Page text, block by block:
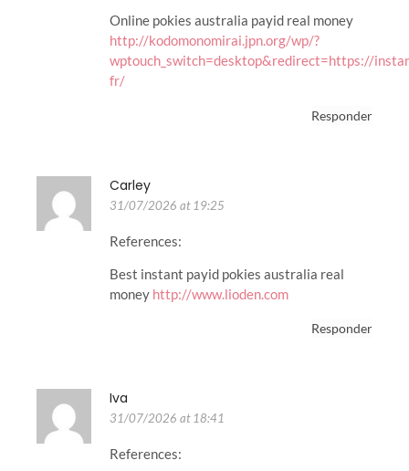
Online pokies australia payid real money
http://kodomonomirai.jpn.org/wp/?
wptouch_switch=desktop&redirect=https://
fr/
Responder
Carley
31/07/2026 at 19:25
References:
Best instant payid pokies australia real
money http://www.lioden.com
Responder
Iva
31/07/2026 at 18:41
References: